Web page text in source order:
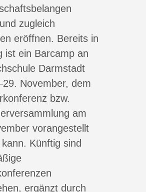
zugleich
eröffnen. Bereits in
ist ein Barcamp an
Darmstadt
November, dem
bzw.
am
vorangestellt
Künftig sind
ergänzt durch